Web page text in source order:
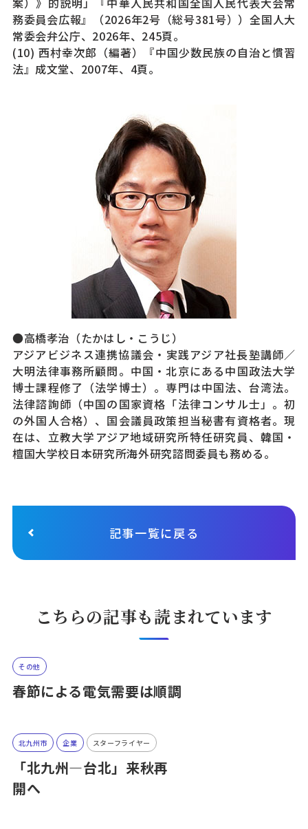
務委員会広報』（2026年2号（総号381号））全国人大
常委会弁公庁、2026年、245頁。
(10) 西村幸次郎（編著）『中国少数民族の自治と慣習
法』成文堂、2007年、4頁。
●高橋孝治（たかはし・こうじ）
アジアビジネス連携協議会・実践アジア社長塾講師／
大明法律事務所顧問。中国・北京にある中国政法大学
博士課程修了（法学博士）。専門は中国法、台湾法。
法律諮詢師（中国の国家資格「法律コンサル士」。初
の外国人合格）、国会議員政策担当秘書有資格者。現
在は、立教大学アジア地域研究所特任研究員、韓国・
檀国大学校日本研究所海外研究諮問委員も務める。
記事一覧に戻る
こちらの記事も読まれています
その他
春節による電気需要は順調
北九州市 企業 スターフライヤー
「北九州—台北」来秋再
開へ